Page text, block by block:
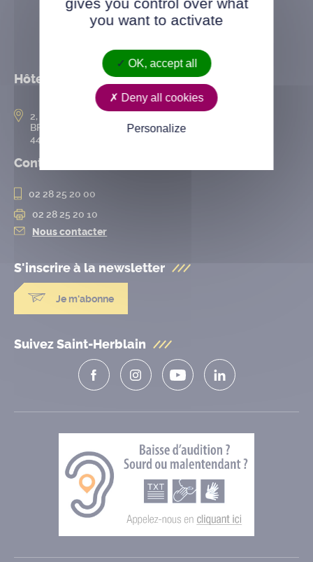
Hôtel de ville
2, rue de l’Hôtel-de-Ville
BP 50167
44802 Saint-Herblain cedex
Contact
02 28 25 20 00
02 28 25 20 10
Nous contacter
S'inscrire à la newsletter
Je m'abonne
Suivez Saint-Herblain
you want to activate
OK, accept all
Deny all cookies
Personalize